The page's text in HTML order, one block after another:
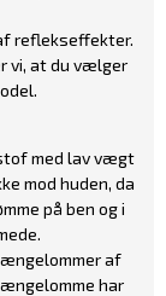
reflekseffekter.
vi, at du vælger
med lav vægt
mod huden, da
på ben og i
af
har